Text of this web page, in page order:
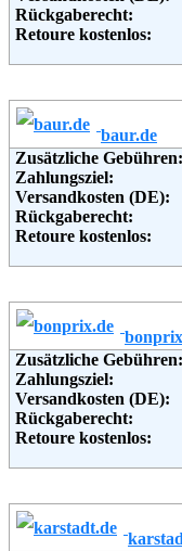
Rückgaberecht:
Retoure kostenlos:
Weitere
Telefon:
Fax:
Email:
baur.de
Zusätzliche Gebühren:
Zahlungsziel:
Versandkosten (DE):
Rückgaberecht:
Retoure kostenlos:
Weitere
Telefon:
Fax:
Email:
Zusätzliche Gebühren:
Zahlungsziel:
Versandkosten (DE):
Rückgaberecht:
Retoure kostenlos:
Weitere